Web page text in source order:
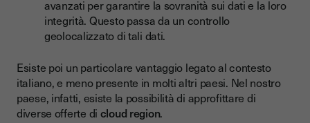
avanzati per garantire la sovranità sui dati e la loro
integrità. Questo passa da un controllo
geolocalizzato di tali dati.
Esiste poi un particolare vantaggio legato al contesto
italiano, e meno presente in molti altri paesi. Nel nostro
paese, infatti, esiste la possibilità di approfittare di
diverse offerte di cloud region.